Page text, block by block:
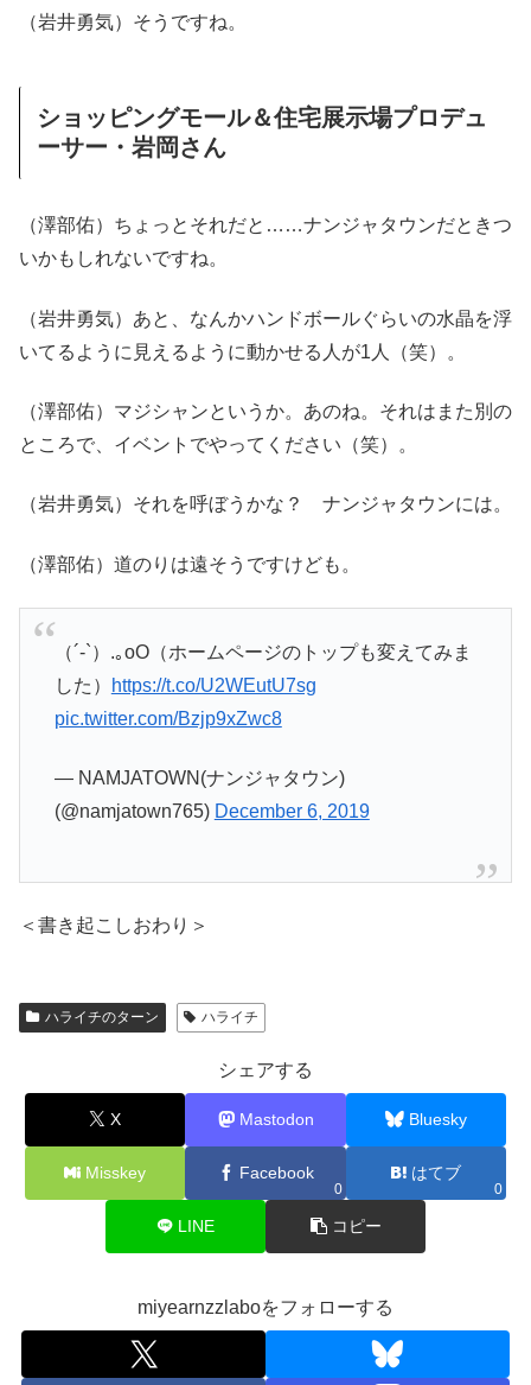
（岩井勇気）そうですね。
ショッピングモール＆住宅展示場プロデュ
ーサー・岩岡さん
（澤部佑）ちょっとそれだと……ナンジャタウンだときつ
いかもしれないですね。
（岩井勇気）あと、なんかハンドボールぐらいの水晶を浮
いてるように見えるように動かせる人が1人（笑）。
（澤部佑）マジシャンというか。あのね。それはまた別の
ところで、イベントでやってください（笑）。
（岩井勇気）それを呼ぼうかな？ ナンジャタウンには。
（澤部佑）道のりは遠そうですけども。
（´-`）.｡oO（ホームページのトップも変えてみま
した）
https://t.co/U2WEutU7sg
pic.twitter.com/Bzjp9xZwc8
— NAMJATOWN(ナンジャタウン)
(@namjatown765) December 6, 2019
＜書き起こしおわり＞
ハライチのターン ハライチ
シェアする
X Mastodon Bluesky
Misskey Facebook
0
はてブ
0
LINE コピー
miyearnzzlaboをフォローする